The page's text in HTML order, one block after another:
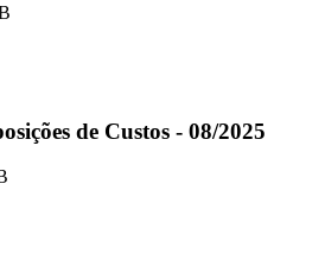
de Custos - 08/2025